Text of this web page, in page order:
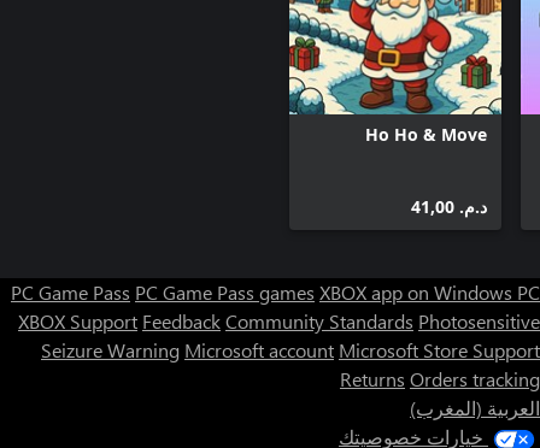
Ho Ho & Move
د.م.‏ 41,00
PC Game Pass PC Game Pass games XBOX app on Windows PC
XBOX Support FeedbackCommunity Standards Photosensitive
Seizure Warning Microsoft account Microsoft Store Support
Returns Orders tracking
العربية (المغرب)
خيارات خصوصيتك